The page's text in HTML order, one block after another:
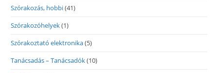
Szórakozás, hobbi(41)
Szórakozóhelyek(1)
Szórakoztató elektronika(5)
Tanácsadás – Tanácsadók(10)